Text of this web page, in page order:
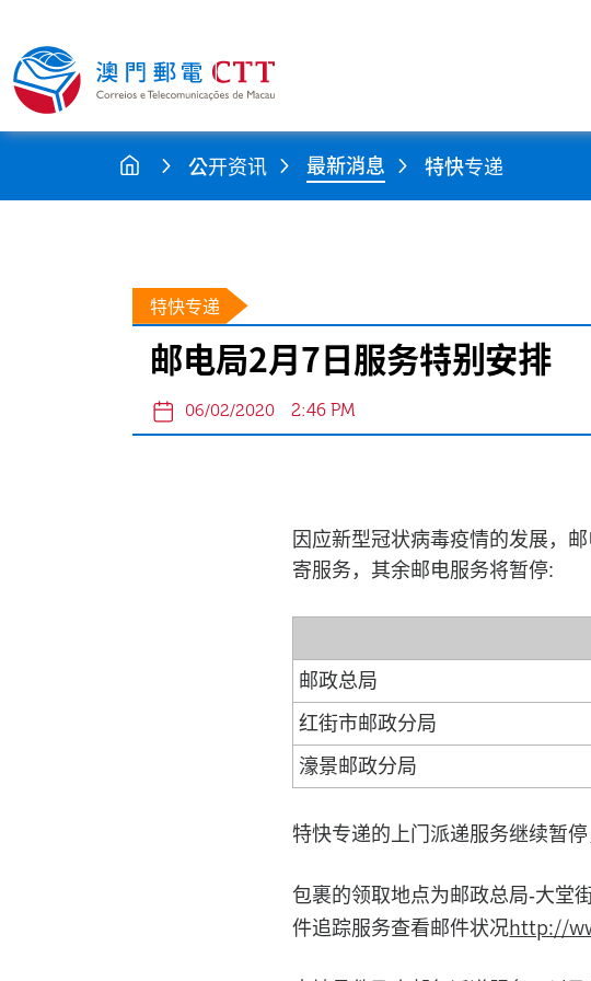
公开资讯 最新消息 特快专递
特快专递
邮电局2月7日服务特别安排
06/02/2020 2:46 PM
因应新型冠状病毒疫情的发展，
寄服务，其余邮电服务将暂停:
邮政总局
红街市邮政分局
濠景邮政分局
特快专递的上门派递服务继续暂
包裹的领取地点为邮政总局-大堂
件追踪服务查看邮件状况http://